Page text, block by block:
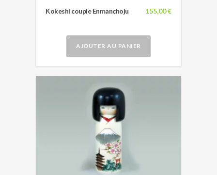
155,00 €
Kokeshi couple Enmanchoju
AJOUTER AU PANIER